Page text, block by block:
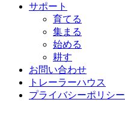
サポート
育てる
集まる
始める
耕す
お問い合わせ
トレーラーハウス
プライバシーポリシー